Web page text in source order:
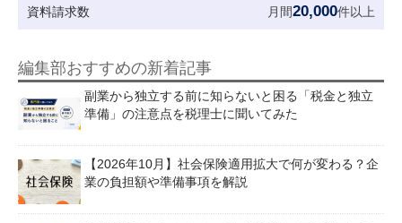
資料請求数
月間20,000件以上
編集部おすすめの新着記事
副業から独立する前に知らないと困る「税金と独立
準備」の注意点を税理士に聞いてみた
【2026年10月】社会保険適用拡大で何が変わる？企
業の負担額や準備事項を解説